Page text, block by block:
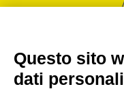
Questo sito
dati